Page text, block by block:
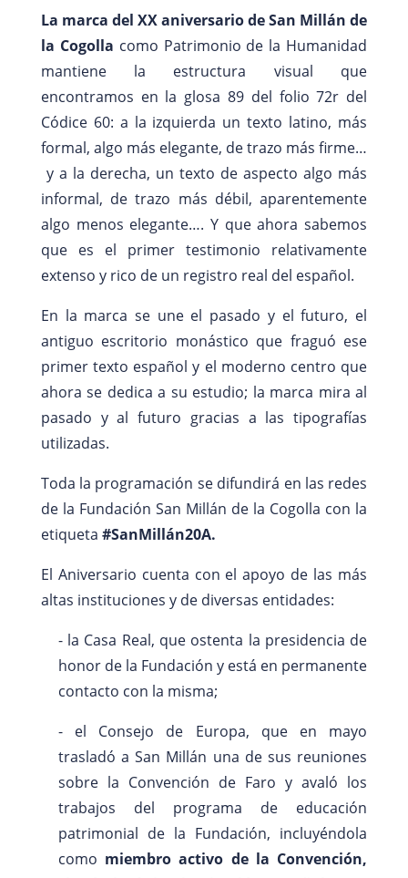
La marca del XX aniversario de San Millán de
la Cogolla como Patrimonio de la Humanidad
mantiene la estructura visual que
encontramos en la glosa 89 del folio 72r del
Códice 60: a la izquierda un texto latino, más
formal, algo más elegante, de trazo más firme…
y a la derecha, un texto de aspecto algo más
informal, de trazo más débil, aparentemente
algo menos elegante…. Y que ahora sabemos
que es el primer testimonio relativamente
extenso y rico de un registro real del español.
En la marca se une el pasado y el futuro, el
antiguo escritorio monástico que fraguó ese
primer texto español y el moderno centro que
ahora se dedica a su estudio; la marca mira al
pasado y al futuro gracias a las tipografías
utilizadas.
Toda la programación se difundirá en las redes
de la Fundación San Millán de la Cogolla con la
etiqueta #SanMillán20A.
El Aniversario cuenta con el apoyo de las más
altas instituciones y de diversas entidades:
- la Casa Real, que ostenta la presidencia de
honor de la Fundación y está en permanente
contacto con la misma;
- el Consejo de Europa, que en mayo
trasladó a San Millán una de sus reuniones
sobre la Convención de Faro y avaló los
trabajos del programa de educación
patrimonial de la Fundación, incluyéndola
como miembro activo de la Convención,